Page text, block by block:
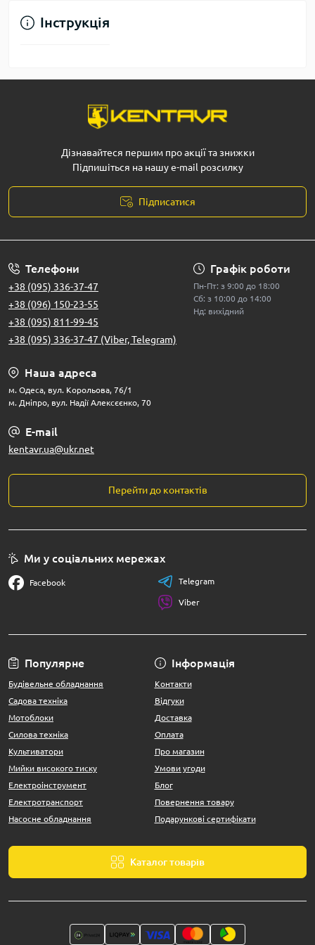
Інструкція
Дізнавайтеся першим про акції та знижки
Підпишіться на нашу e-mail розсилку
Підписатися
Телефони
+38 (095) 336-37-47
+38 (096) 150-23-55
+38 (095) 811-99-45
+38 (095) 336-37-47 (Viber, Telegram)
Графік роботи
Пн-Пт: з 9:00 до 18:00
Сб: з 10:00 до 14:00
Нд: вихідний
Наша адреса
м. Одеса, вул. Корольова, 76/1
м. Дніпро, вул. Надії Алексєєнко, 70
E-mail
kentavr.ua@ukr.net
Перейти до контактів
Популярне
Будівельне обладнання
Садова техніка
Мотоблоки
Силова техніка
Культиватори
Мийки високого тиску
Електроінструмент
Електротранспорт
Насосне обладнання
Інформація
Контакти
Відгуки
Доставка
Оплата
Про магазин
Умови угоди
Блог
Повернення товару
Подарункові сертифікати
Каталог товарів
Ми у соціальних мережах
Facebook Telegram
Viber